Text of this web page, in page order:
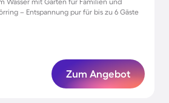
– Entspannung pur für bis zu 6 Gäste
Zum Angebot